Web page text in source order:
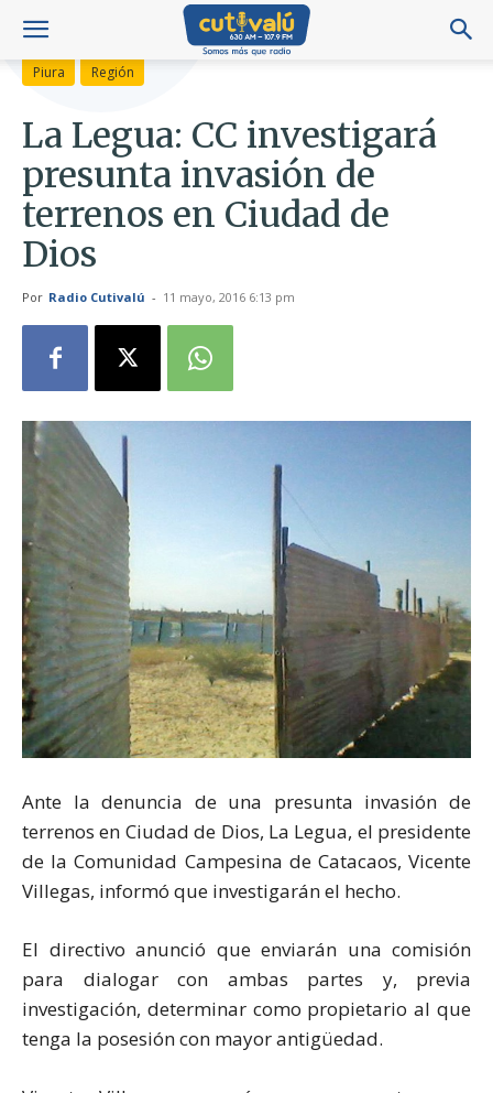
Piura Región
La Legua: CC investigará
presunta invasión de
terrenos en Ciudad de
Dios
Por Radio Cutivalú - 11 mayo, 2016 6:13 pm
Ante la denuncia de una presunta invasión de
terrenos en Ciudad de Dios, La Legua, el presidente
de la Comunidad Campesina de Catacaos, Vicente
Villegas, informó que investigarán el hecho.
El directivo anunció que enviarán una comisión
para dialogar con ambas partes y, previa
investigación, determinar como propietario al que
tenga la posesión con mayor antigüedad.